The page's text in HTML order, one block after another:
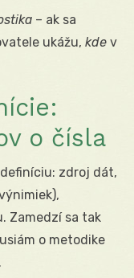
– ak sa
ukážu, kde v
o čísla
zdroj dát,
Zamedzí sa tak
o metodike